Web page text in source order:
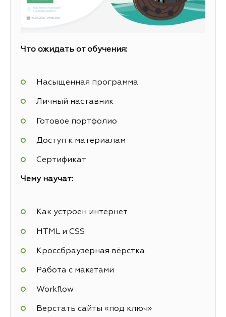
Что ожидать от обучения:
Насыщенная программа
Личный наставник
Готовое портфолио
Доступ к материалам
Сертификат
Чему научат:
Как устроен интернет
HTML и CSS
Кроссбраузерная вёрстка
Работа с макетами
Workflow
Верстать сайты «под ключ»